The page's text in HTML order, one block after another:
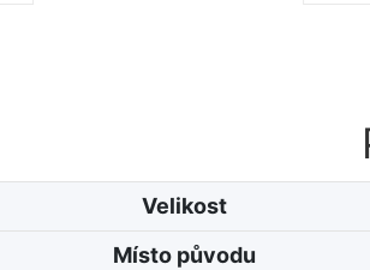
Velikost
Místo původu